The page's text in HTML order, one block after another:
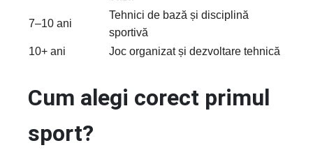
7–10 ani
Tehnici de bază și disciplină
sportivă
10+ ani
Joc organizat și dezvoltare tehnică
Cum alegi corect primul
sport?